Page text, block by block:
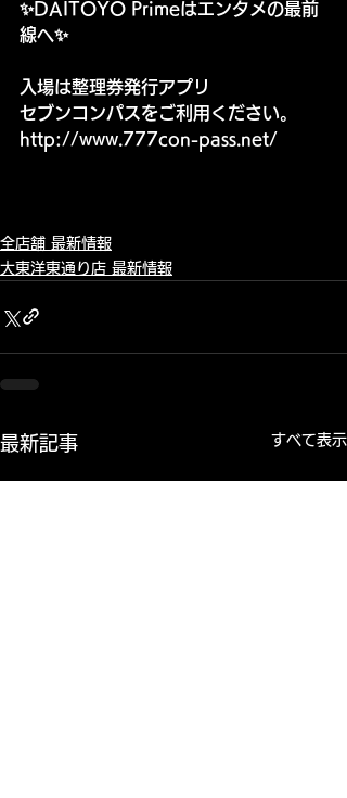
✨DAITOYO Primeはエンタメの最前
線へ✨
入場は整理券発行アプリ
セブンコンパスをご利用ください。
http://www.777con-pass.net/
全店舗 最新情報
大東洋東通り店 最新情報
最新記事 すべて表示